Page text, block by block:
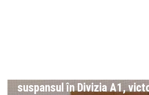
suspansul în Divizia A1,